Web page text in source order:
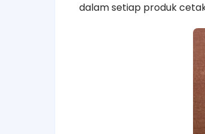
dalam setiap produk